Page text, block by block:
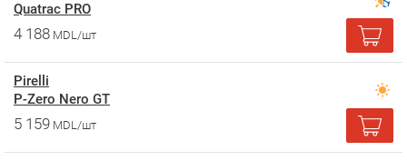
Quatrac PRO
4 188 MDL/шт
Pirelli
P-Zero Nero GT
5 159 MDL/шт